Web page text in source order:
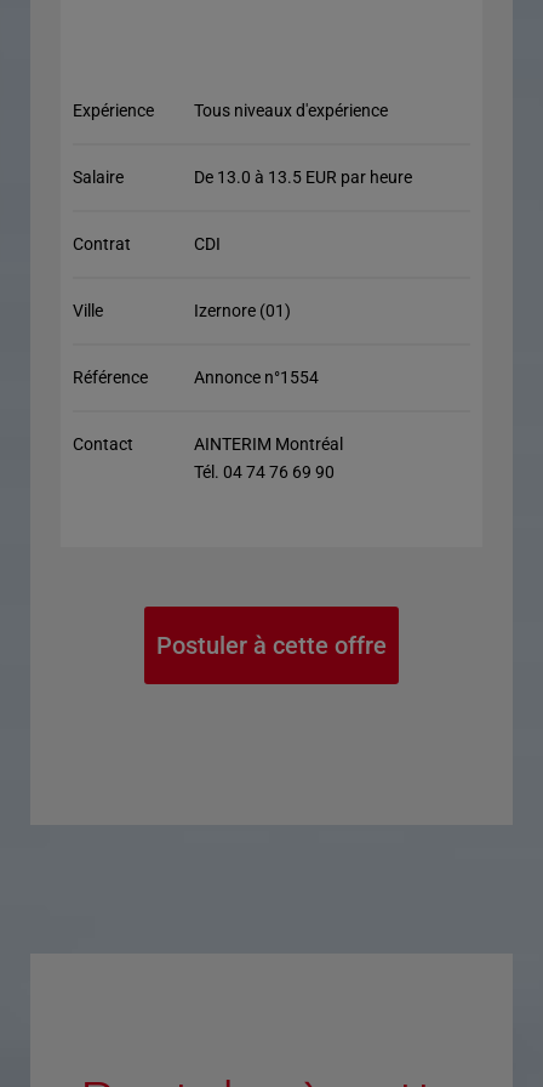
Expérience Tous niveaux d'expérience
Salaire De 13.0 à 13.5 EUR par heure
Contrat CDI
Ville Izernore (01)
Référence Annonce n°1554
Contact
AINTERIM Montréal
Tél. 04 74 76 69 90
Postuler à cette offre